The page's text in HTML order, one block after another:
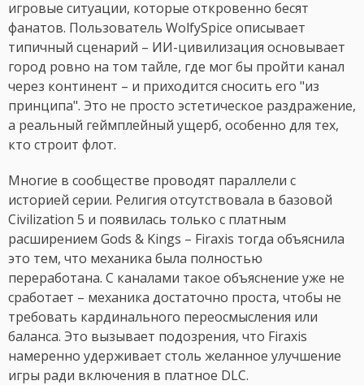
игровые ситуации, которые откровенно бесят
фанатов. Пользователь WolfySpice описывает
типичный сценарий – ИИ-цивилизация основывает
город ровно на том тайле, где мог бы пройти канал
через континент – и приходится сносить его "из
принципа". Это не просто эстетическое раздражение,
а реальный геймплейный ущерб, особенно для тех,
кто строит флот.
Многие в сообществе проводят параллели с
историей серии. Религия отсутствовала в базовой
Civilization 5 и появилась только с платным
расширением Gods & Kings – Firaxis тогда объяснила
это тем, что механика была полностью
переработана. С каналами такое объяснение уже не
сработает – механика достаточно проста, чтобы не
требовать кардинального переосмысления или
баланса. Это вызывает подозрения, что Firaxis
намеренно удерживает столь желанное улучшение
игры ради включения в платное DLC.